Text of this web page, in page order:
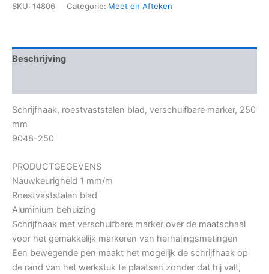
SKU: 14806 Categorie: Meet en Afteken
Beschrijving
Schrijfhaak, roestvaststalen blad, verschuifbare marker, 250
mm
9048-250
PRODUCTGEGEVENS
Nauwkeurigheid 1 mm/m
Roestvaststalen blad
Aluminium behuizing
Schrijfhaak met verschuifbare marker over de maatschaal
voor het gemakkelijk markeren van herhalingsmetingen
Een bewegende pen maakt het mogelijk de schrijfhaak op
de rand van het werkstuk te plaatsen zonder dat hij valt,